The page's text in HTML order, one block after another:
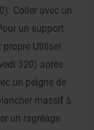
Coller avec un
un support
propre Utiliser
320) après
un peigne de
massif à
un ragréage